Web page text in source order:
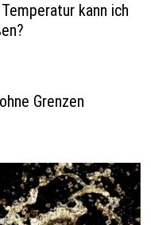
kann ich
Grenzen